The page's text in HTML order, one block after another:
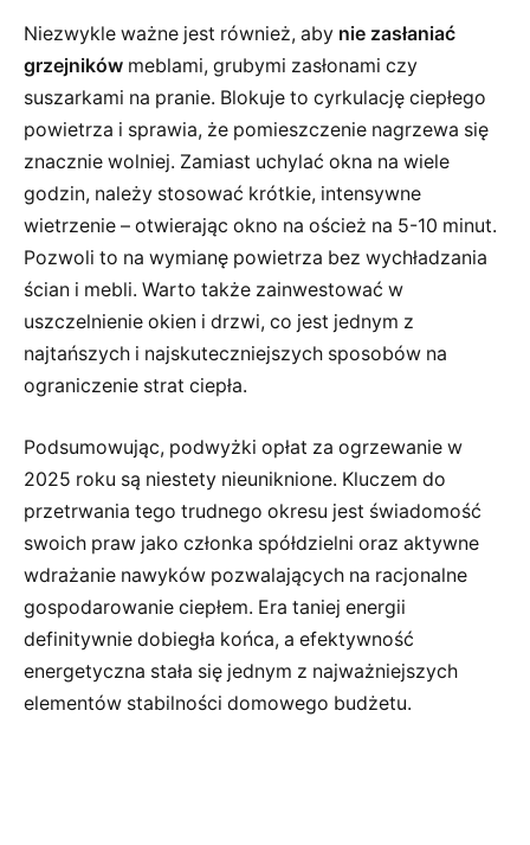
Niezwykle ważne jest również, aby nie zasłaniać
grzejników meblami, grubymi zasłonami czy
suszarkami na pranie. Blokuje to cyrkulację ciepłego
powietrza i sprawia, że pomieszczenie nagrzewa się
znacznie wolniej. Zamiast uchylać okna na wiele
godzin, należy stosować krótkie, intensywne
wietrzenie – otwierając okno na oścież na 5-10 minut.
Pozwoli to na wymianę powietrza bez wychładzania
ścian i mebli. Warto także zainwestować w
uszczelnienie okien i drzwi, co jest jednym z
najtańszych i najskuteczniejszych sposobów na
ograniczenie strat ciepła.
Podsumowując, podwyżki opłat za ogrzewanie w
2025 roku są niestety nieuniknione. Kluczem do
przetrwania tego trudnego okresu jest świadomość
swoich praw jako członka spółdzielni oraz aktywne
wdrażanie nawyków pozwalających na racjonalne
gospodarowanie ciepłem. Era taniej energii
definitywnie dobiegła końca, a efektywność
energetyczna stała się jednym z najważniejszych
elementów stabilności domowego budżetu.